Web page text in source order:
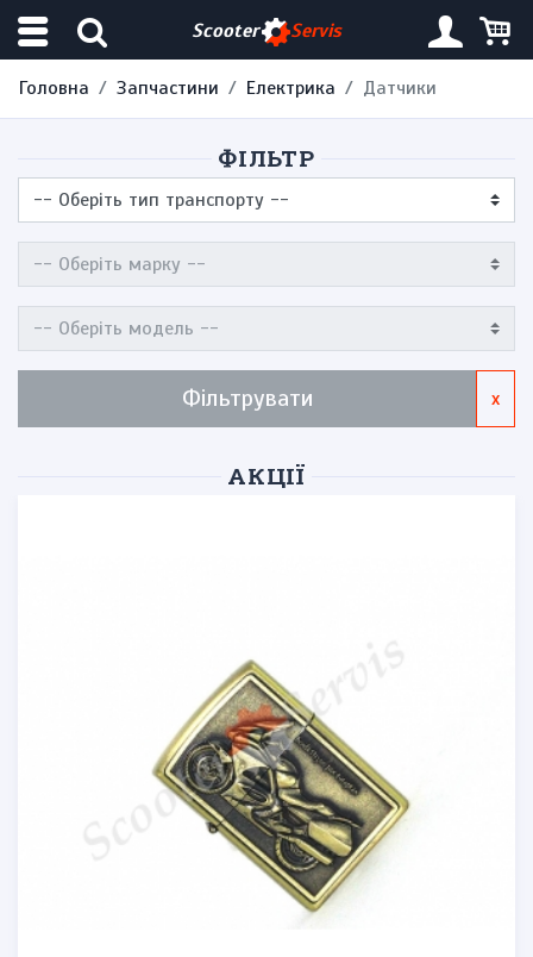
Scooter Servis
Головна Запчастини Електрика Датчики
ФІЛЬТР
Фільтрувати x
АКЦІЇ